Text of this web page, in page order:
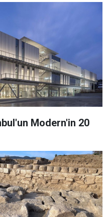
Modern'in 20